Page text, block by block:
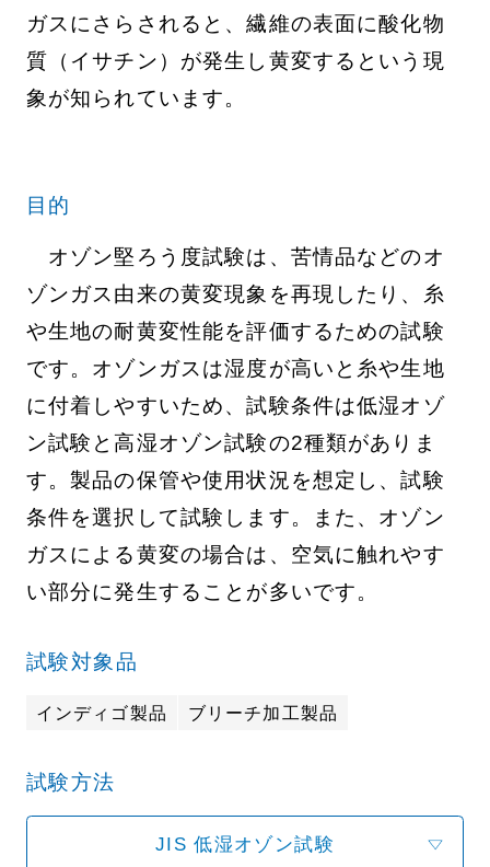
ガスにさらされると、繊維の表面に酸化物
質（イサチン）が発生し黄変するという現
象が知られています。
目的
オゾン堅ろう度試験は、苦情品などのオ
ゾンガス由来の黄変現象を再現したり、糸
や生地の耐黄変性能を評価するための試験
です。オゾンガスは湿度が高いと糸や生地
に付着しやすいため、試験条件は低湿オゾ
ン試験と高湿オゾン試験の2種類がありま
す。製品の保管や使用状況を想定し、試験
条件を選択して試験します。また、オゾン
ガスによる黄変の場合は、空気に触れやす
い部分に発生することが多いです。
試験対象品
インディゴ製品 ブリーチ加工製品
試験方法
JIS 低湿オゾン試験